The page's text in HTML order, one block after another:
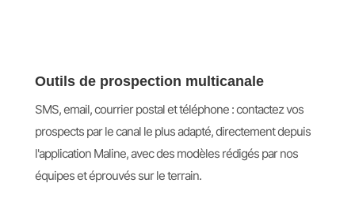
Outils de prospection multicanale
SMS, email, courrier postal et téléphone : contactez vos
prospects par le canal le plus adapté, directement depuis
l'application Maline, avec des modèles rédigés par nos
équipes et éprouvés sur le terrain.